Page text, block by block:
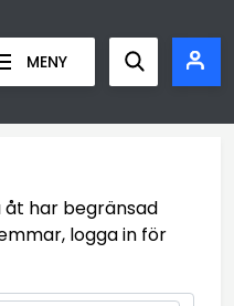
MENY
Show
åt har begränsad
logga in för